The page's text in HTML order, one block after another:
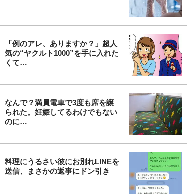
「例のアレ、ありますか？」超人
気の“ヤクルト1000”を手に入れた
くて…
なんで？満員電車で3度も席を譲
られた。妊娠してるわけでもない
のに…
料理にうるさい彼にお別れLINEを
送信、まさかの返事にドン引き